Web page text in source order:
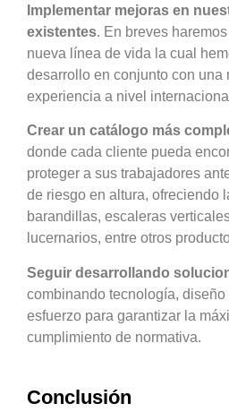
Implementar mejoras en
existentes. En breves
nueva línea de vida la cual
desarrollo en conjunto con una
experiencia a nivel
Crear un catálogo más
donde cada cliente pueda
proteger a sus trabajadores
de riesgo en altura, ofreciendo
barandillas, escaleras
lucernarios, entre otros
Seguir desarrollando
combinando tecnología,
esfuerzo para garantizar la
cumplimiento de normativa.
Conclusión